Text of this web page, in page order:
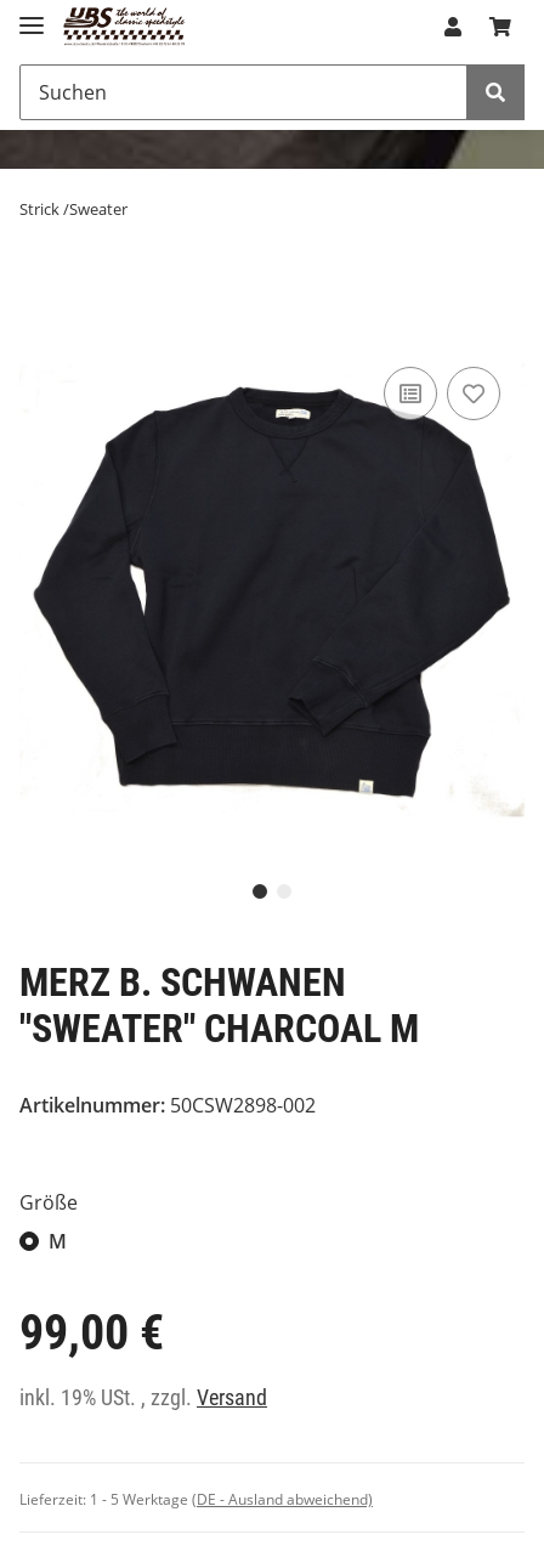
Strick /Sweater
MERZ B. SCHWANEN
"SWEATER" CHARCOAL M
Artikelnummer: 50CSW2898-002
Größe
M
99,00 €
inkl. 19% USt. , zzgl. Versand
Lieferzeit: 1 - 5 Werktage (DE - Ausland abweichend)